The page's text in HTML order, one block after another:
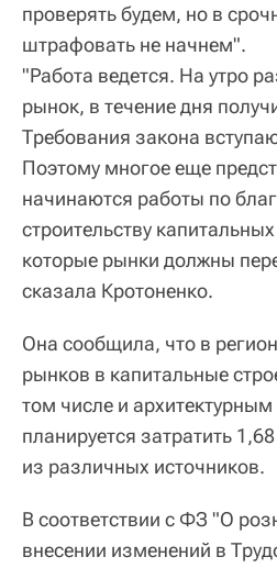
проверять будем, но в
штрафовать не начнем".
"Работа ведется. На утро
рынок, в течение дня
Требования закона
Поэтому многое еще
начинаются работы по
строительству
которые рынки должны
сказала Кротоненко.
Она сообщила, что в
рынков в капитальные
том числе и
планируется затратить
из различных источников.
В соответствии с ФЗ "О
внесении изменений в